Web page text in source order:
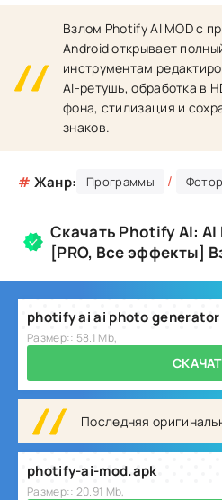
Взлом Photify AI MOD с
Android открывает
инструментам
AI-ретушь, обработка в
фона, стилизация и
знаков.
# Жанр: Программы /
Скачать Photify AI:
[PRO, Все эффекты]
photify ai ai photo generator
Размер:: 58.1 Mb,
Последняя
photify-ai-mod.apk
Размер:: 20.91 Mb,